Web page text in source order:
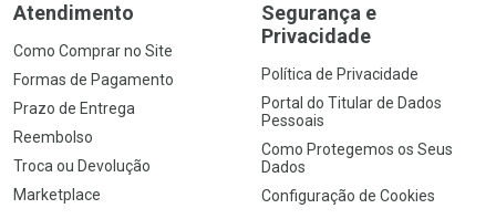
Atendimento
Como Comprar no Site
Formas de Pagamento
Prazo de Entrega
Reembolso
Troca ou Devolução
Marketplace
Segurança e
Privacidade
Política de Privacidade
Portal do Titular de Dados
Pessoais
Como Protegemos os Seus
Dados
Configuração de Cookies